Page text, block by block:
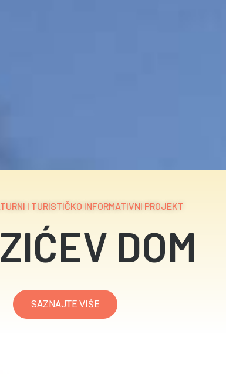
I TURISTIČKO INFORMATIVNI PROJEKT
DOM
SAZNAJTE VIŠE